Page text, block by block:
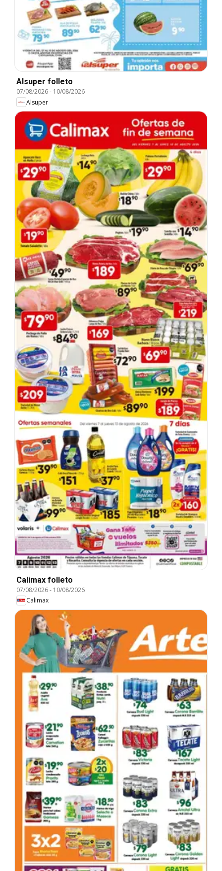
Alsuper folleto
07/08/2026- 10/08/2026
Alsuper
Calimax folleto
07/08/2026- 10/08/2026
Calimax